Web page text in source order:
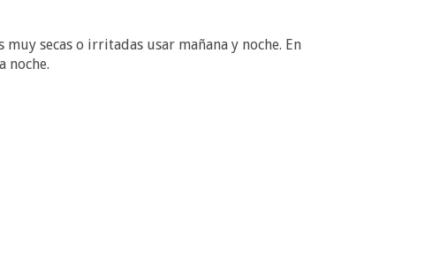
secas o irritadas usar mañana y noche. En
noche.